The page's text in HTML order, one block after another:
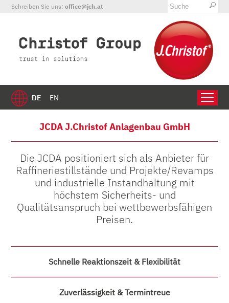
Schreiben Sie uns:office@jch.at
DE EN
JCDA J.Christof Anlagenbau GmbH
Die JCDA positioniert sich als Anbieter für
Raffineriestillstände und Projekte/Revamps
und industrielle Instandhaltung mit
höchstem Sicherheits- und
Qualitätsanspruch bei wettbewerbsfähigen
Preisen.
Schnelle Reaktionszeit & Flexibilität
Zuverlässigkeit & Termintreue